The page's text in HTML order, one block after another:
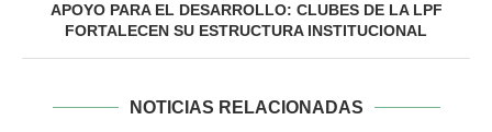
APOYO PARA EL DESARROLLO: CLUBES DE LA LPF
FORTALECEN SU ESTRUCTURA INSTITUCIONAL
NOTICIAS RELACIONADAS